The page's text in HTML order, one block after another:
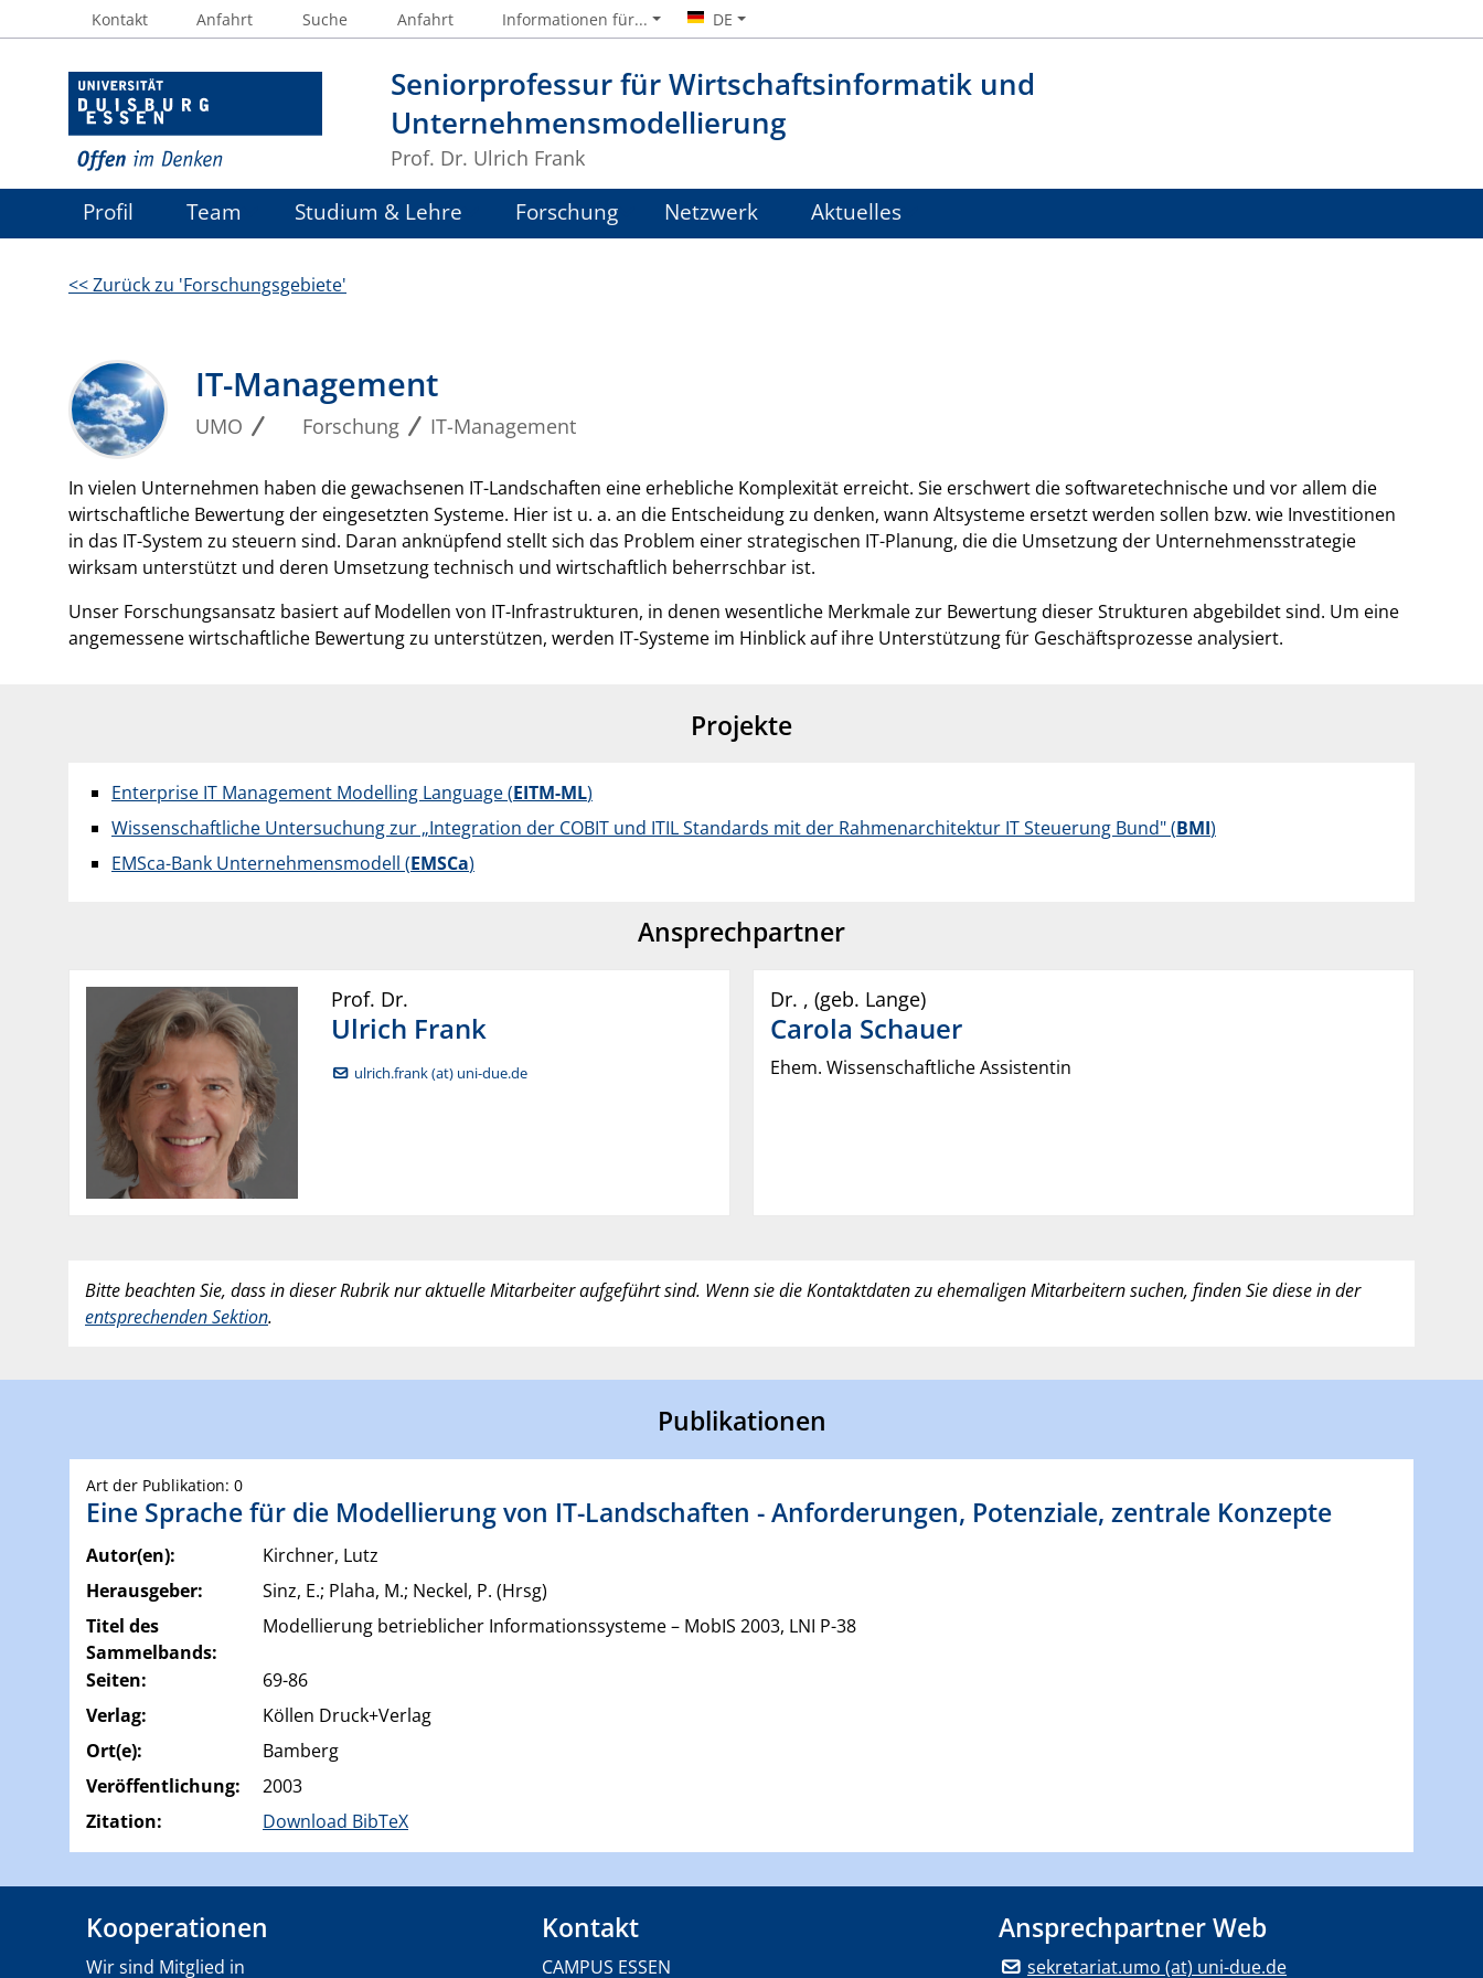
Seniorprofessur für Wirtschaftsinformatik und
Unternehmensmodellierung
Prof. Dr. Ulrich Frank
Kontakt Anfahrt Suche Anfahrt Informationen für... DE
Profil Team Studium & Lehre Forschung Netzwerk Aktuelles
<< Zurück zu 'Forschungsgebiete'
IT-Management
UMO Forschung IT-Management
In vielen Unternehmen haben die gewachsenen IT-Landschaften eine erhebliche Komplexität erreicht. Sie erschwert die softwaretechnische und vor allem die
wirtschaftliche Bewertung der eingesetzten Systeme. Hier ist u. a. an die Entscheidung zu denken, wann Altsysteme ersetzt werden sollen bzw. wie Investitionen
in das IT-System zu steuern sind. Daran anknüpfend stellt sich das Problem einer strategischen IT-Planung, die die Umsetzung der Unternehmensstrategie
wirksam unterstützt und deren Umsetzung technisch und wirtschaftlich beherrschbar ist.
Unser Forschungsansatz basiert auf Modellen von IT-Infrastrukturen, in denen wesentliche Merkmale zur Bewertung dieser Strukturen abgebildet sind. Um eine
angemessene wirtschaftliche Bewertung zu unterstützen, werden IT-Systeme im Hinblick auf ihre Unterstützung für Geschäftsprozesse analysiert.
Projekte
Enterprise IT Management Modelling Language (EITM-ML)
Wissenschaftliche Untersuchung zur „Integration der COBIT und ITIL Standards mit der Rahmenarchitektur IT Steuerung Bund" (BMI)
EMSca-Bank Unternehmensmodell (EMSCa)
Ansprechpartner
Prof. Dr.
Ulrich Frank
ulrich.frank (at) uni-due.de
Dr. , (geb. Lange)
Carola Schauer
Ehem. Wissenschaftliche Assistentin
Bitte beachten Sie, dass in dieser Rubrik nur aktuelle Mitarbeiter aufgeführt sind. Wenn sie die Kontaktdaten zu ehemaligen Mitarbeitern suchen, finden Sie diese in der
entsprechenden Sektion.
Publikationen
Art der Publikation: 0
Eine Sprache für die Modellierung von IT-Landschaften - Anforderungen, Potenziale, zentrale Konzepte
Autor(en):
Kirchner, Lutz
Herausgeber:
Sinz, E.; Plaha, M.; Neckel, P. (Hrsg)
Titel des
Sammelbands:
Modellierung betrieblicher Informationssysteme – MobIS 2003, LNI P-38
Seiten:
69-86
Verlag:
Köllen Druck+Verlag
Ort(e):
Bamberg
Veröffentlichung:
2003
Zitation:
Download BibTeX
Kooperationen
Wir sind Mitglied in
Kontakt
CAMPUS ESSEN
Ansprechpartner Web
sekretariat.umo (at) uni-due.de